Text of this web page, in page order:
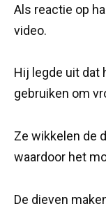
Als reactie op
video.
Hij legde uit dat
gebruiken om
Ze wikkelen de
waardoor het
De dieven